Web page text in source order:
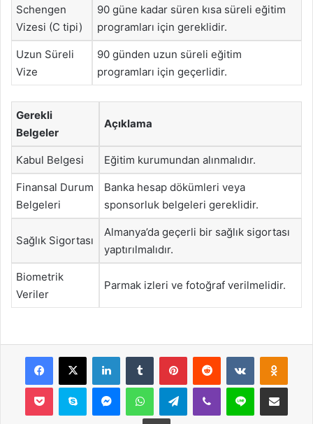
Schengen
Vizesi (C tipi)
90 güne kadar süren kısa süreli eğitim
programları için gereklidir.
Uzun Süreli
Vize
90 günden uzun süreli eğitim
programları için geçerlidir.
Gerekli
Belgeler
Açıklama
Kabul Belgesi Eğitim kurumundan alınmalıdır.
Finansal Durum
Belgeleri
Banka hesap dökümleri veya
sponsorluk belgeleri gereklidir.
Sağlık Sigortası
Almanya’da geçerli bir sağlık sigortası
yaptırılmalıdır.
Biometrik
Veriler
Parmak izleri ve fotoğraf verilmelidir.
Facebook
X LinkedInTumblr PinterestReddit VKontakte
Pocket Skype MessengerWhatsAppTelegramViber Line E-Posta ile
Yazdır